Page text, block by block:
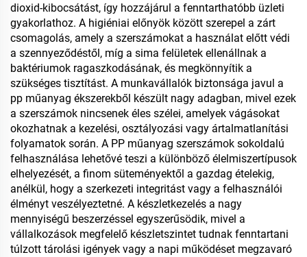
dioxid-kibocsátást, így hozzájárul a fenntarthatóbb üzleti
gyakorlathoz. A higiéniai előnyök között szerepel a zárt
csomagolás, amely a szerszámokat a használat előtt védi
a szennyeződéstől, míg a sima felületek ellenállnak a
baktériumok ragaszkodásának, és megkönnyítik a
szükséges tisztítást. A munkavállalók biztonsága javul a
pp műanyag ékszerekből készült nagy adagban, mivel ezek
a szerszámok nincsenek éles szélei, amelyek vágásokat
okozhatnak a kezelési, osztályozási vagy ártalmatlanítási
folyamatok során. A PP műanyag szerszámok sokoldalú
felhasználása lehetővé teszi a különböző élelmiszertípusok
elhelyezését, a finom süteményektől a gazdag ételekig,
anélkül, hogy a szerkezeti integritást vagy a felhasználói
élményt veszélyeztetné. A készletkezelés a nagy
mennyiségű beszerzéssel egyszerűsödik, mivel a
vállalkozások megfelelő készletszintet tudnak fenntartani
túlzott tárolási igények vagy a napi működéset megzavaró